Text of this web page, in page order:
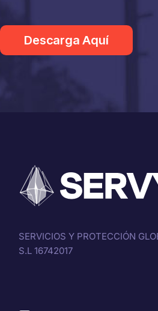
Descarga Aquí
SERVICIOS Y PROTECCIÓN
S.L 16742017